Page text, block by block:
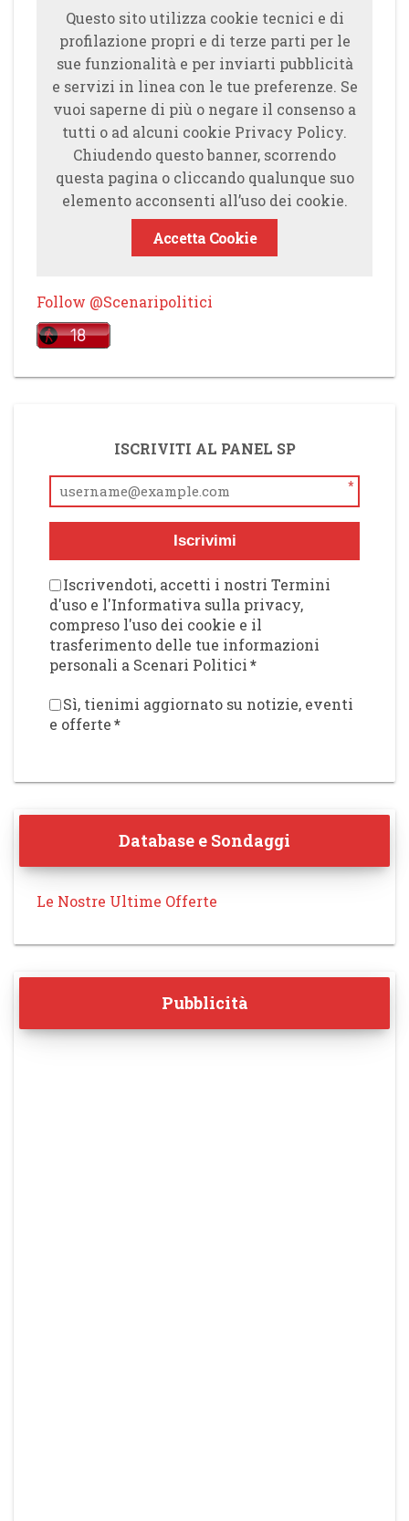
Questo sito utilizza cookie tecnici e di
profilazione propri e di terze parti per le
sue funzionalità e per inviarti pubblicità
e servizi in linea con le tue preferenze. Se
vuoi saperne di più o negare il consenso a
tutti o ad alcuni cookie Privacy Policy.
Chiudendo questo banner, scorrendo
questa pagina o cliccando qualunque suo
elemento acconsenti all’uso dei cookie.
Accetta Cookie
Follow @Scenaripolitici
ISCRIVITI AL PANEL SP
*
Iscrivimi
Iscrivendoti, accetti i nostri Termini
d'uso e l'Informativa sulla privacy,
compreso l'uso dei cookie e il
trasferimento delle tue informazioni
personali a Scenari Politici*
Sì, tienimi aggiornato su notizie, eventi
e offerte*
Database e Sondaggi
Le Nostre Ultime Offerte
Pubblicità